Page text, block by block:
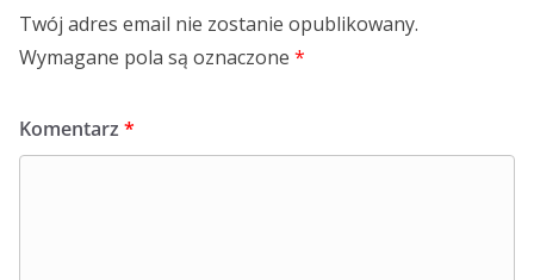
Twój adres email nie zostanie opublikowany.
Wymagane pola są oznaczone *
Komentarz *